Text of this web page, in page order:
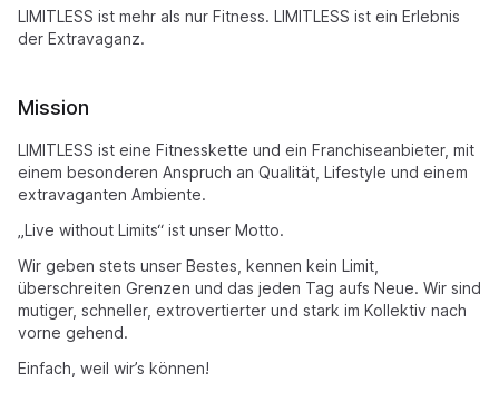
LIMITLESS ist mehr als nur Fitness. LIMITLESS ist ein Erlebnis
der Extravaganz.
Mission
LIMITLESS ist eine Fitnesskette und ein Franchiseanbieter, mit
einem besonderen Anspruch an Qualität, Lifestyle und einem
extravaganten Ambiente.
„Live without Limits“ ist unser Motto.
Wir geben stets unser Bestes, kennen kein Limit,
überschreiten Grenzen und das jeden Tag aufs Neue. Wir sind
mutiger, schneller, extrovertierter und stark im Kollektiv nach
vorne gehend.
Einfach, weil wir’s können!